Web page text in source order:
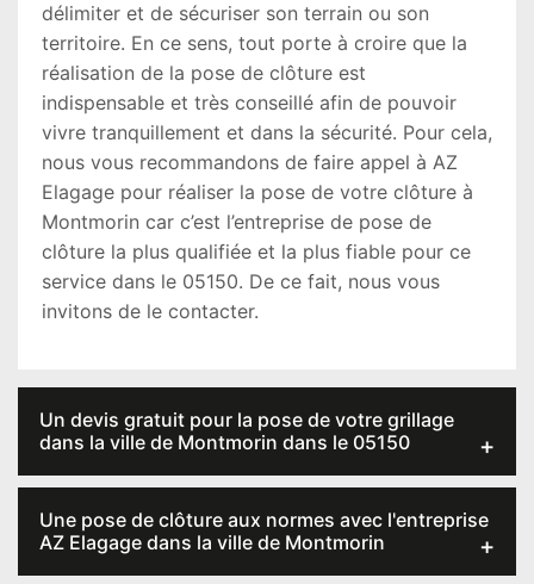
délimiter et de sécuriser son terrain ou son
territoire. En ce sens, tout porte à croire que la
réalisation de la pose de clôture est
indispensable et très conseillé afin de pouvoir
vivre tranquillement et dans la sécurité. Pour cela,
nous vous recommandons de faire appel à AZ
Elagage pour réaliser la pose de votre clôture à
Montmorin car c’est l’entreprise de pose de
clôture la plus qualifiée et la plus fiable pour ce
service dans le 05150. De ce fait, nous vous
invitons de le contacter.
Un devis gratuit pour la pose de votre grillage
dans la ville de Montmorin dans le 05150
Une pose de clôture aux normes avec l'entreprise
AZ Elagage dans la ville de Montmorin